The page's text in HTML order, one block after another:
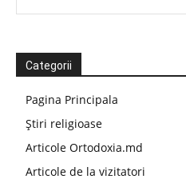
Categorii
Pagina Principala
Știri religioase
Articole Ortodoxia.md
Articole de la vizitatori